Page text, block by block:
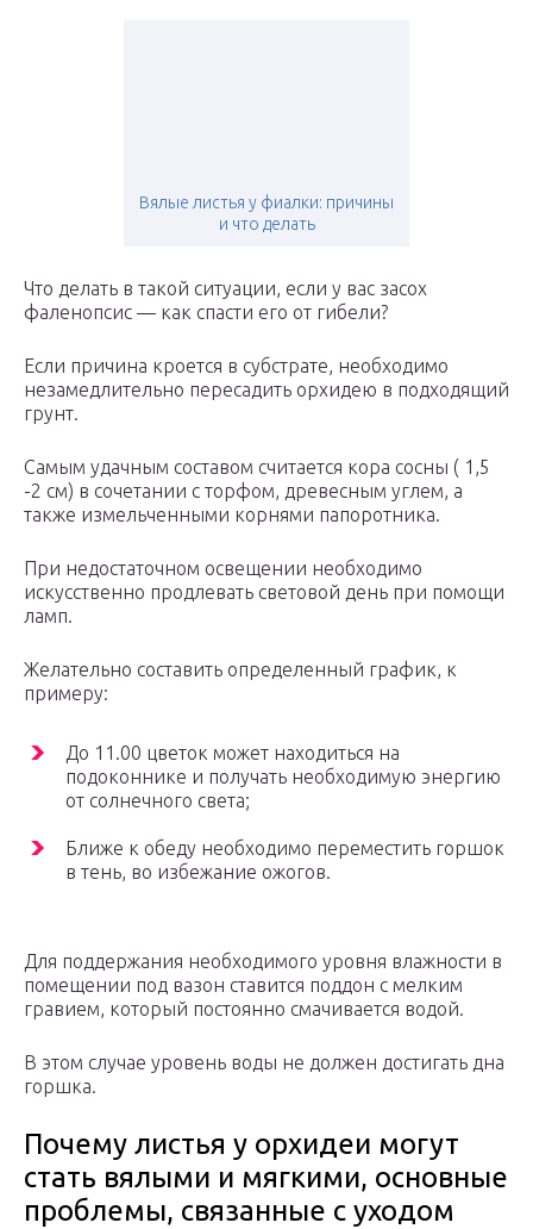
Вялые листья у фиалки: причины
и что делать
Что делать в такой ситуации, если у вас засох
фаленопсис — как спасти его от гибели?
Если причина кроется в субстрате, необходимо
незамедлительно пересадить орхидею в подходящий
грунт.
Самым удачным составом считается кора сосны ( 1,5
-2 см) в сочетании с торфом, древесным углем, а
также измельченными корнями папоротника.
При недостаточном освещении необходимо
искусственно продлевать световой день при помощи
ламп.
Желательно составить определенный график, к
примеру:
До 11.00 цветок может находиться на
подоконнике и получать необходимую энергию
от солнечного света;
Ближе к обеду необходимо переместить горшок
в тень, во избежание ожогов.
Для поддержания необходимого уровня влажности в
помещении под вазон ставится поддон с мелким
гравием, который постоянно смачивается водой.
В этом случае уровень воды не должен достигать дна
горшка.
Почему листья у орхидеи могут
стать вялыми и мягкими, основные
проблемы, связанные с уходом